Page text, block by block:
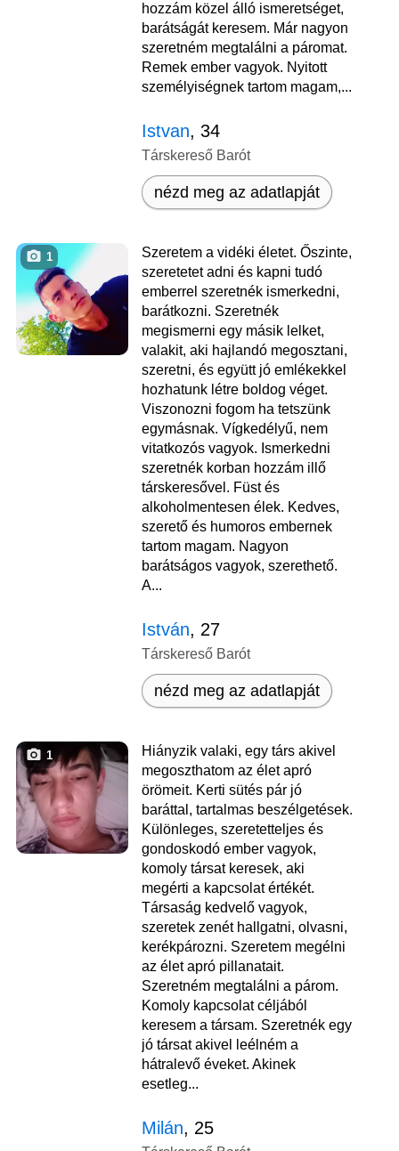
hozzám közel álló ismeretséget,
barátságát keresem. Már nagyon
szeretném megtalálni a páromat.
Remek ember vagyok. Nyitott
személyiségnek tartom magam,...
Istvan, 34
Társkereső Barót
nézd meg az adatlapját
1
Szeretem a vidéki életet. Őszinte,
szeretetet adni és kapni tudó
emberrel szeretnék ismerkedni,
barátkozni. Szeretnék
megismerni egy másik lelket,
valakit, aki hajlandó megosztani,
szeretni, és együtt jó emlékekkel
hozhatunk létre boldog véget.
Viszonozni fogom ha tetszünk
egymásnak. Vígkedélyű, nem
vitatkozós vagyok. Ismerkedni
szeretnék korban hozzám illő
társkeresővel. Füst és
alkoholmentesen élek. Kedves,
szerető és humoros embernek
tartom magam. Nagyon
barátságos vagyok, szerethető.
A...
István, 27
Társkereső Barót
nézd meg az adatlapját
1
Hiányzik valaki, egy társ akivel
megoszthatom az élet apró
örömeit. Kerti sütés pár jó
baráttal, tartalmas beszélgetések.
Különleges, szeretetteljes és
gondoskodó ember vagyok,
komoly társat keresek, aki
megérti a kapcsolat értékét.
Társaság kedvelő vagyok,
szeretek zenét hallgatni, olvasni,
kerékpározni. Szeretem megélni
az élet apró pillanatait.
Szeretném megtalálni a párom.
Komoly kapcsolat céljából
keresem a társam. Szeretnék egy
jó társat akivel leélném a
hátralevő éveket. Akinek
esetleg...
Milán, 25